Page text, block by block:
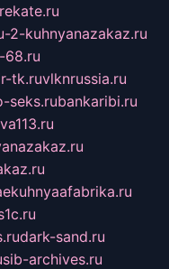
2-kuhnyanazakaz.ru
68.ru
tk.ruvlknrussia.ru
seks.rubankaribi.ru
dark-sand.ru
sib-archives.ru